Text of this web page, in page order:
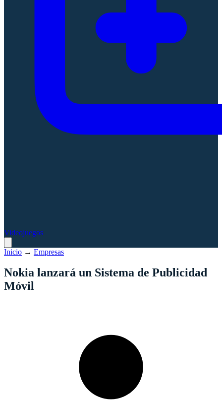
Videojuegos
Inicio → Empresas
Nokia lanzará un Sistema de Publicidad
Móvil